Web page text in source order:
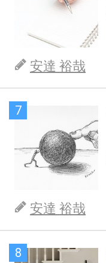
安達 裕哉
7
安達 裕哉
8